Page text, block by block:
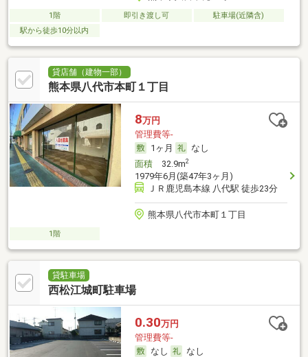
1階 即引き渡し可
駐車場(近隣含)
駅から徒歩10分以内
貸店舗（建物一部）
熊本県八代市本町１丁目
8万円
管理費等-
1ヶ月
なし
面積32.9m2
1979年6月(築47年3ヶ月)
ＪＲ鹿児島本線 八代駅 徒歩23分
熊本県八代市本町１丁目
1階
貸駐車場
西松江城町駐車場
0.30万円
管理費等-
なし
なし